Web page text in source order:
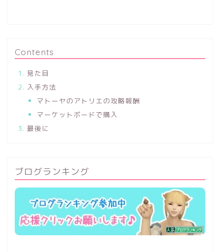
Contents
見た目
入手方法
マトーヤのアトリエの攻略報酬
マーケットボードで購入
最後に
ブログランキング